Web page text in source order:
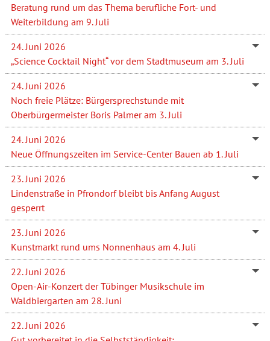
Beratung rund um das Thema berufliche Fort- und
Weiterbildung am 9. Juli
24. Juni 2026
„Science Cocktail Night“ vor dem Stadtmuseum am 3. Juli
24. Juni 2026
Noch freie Plätze: Bürgersprechstunde mit
Oberbürgermeister Boris Palmer am 3. Juli
24. Juni 2026
Neue Öffnungszeiten im Service-Center Bauen ab 1. Juli
23. Juni 2026
Lindenstraße in Pfrondorf bleibt bis Anfang August
gesperrt
23. Juni 2026
Kunstmarkt rund ums Nonnenhaus am 4. Juli
22. Juni 2026
Open-Air-Konzert der Tübinger Musikschule im
Waldbiergarten am 28. Juni
22. Juni 2026